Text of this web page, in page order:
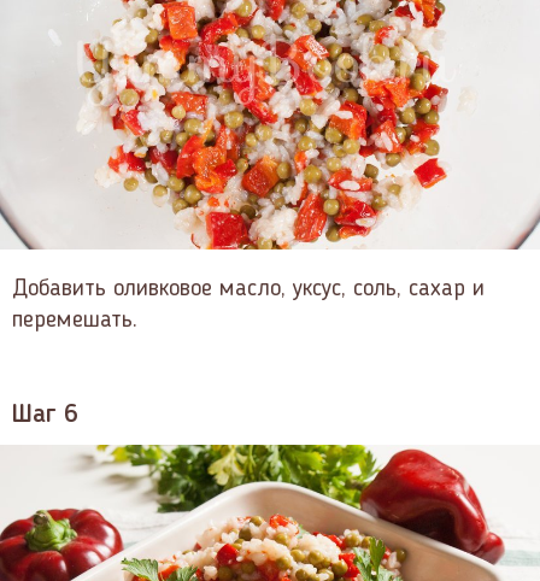
Добавить оливковое масло, уксус, соль, сахар и
перемешать.
Шаг 6